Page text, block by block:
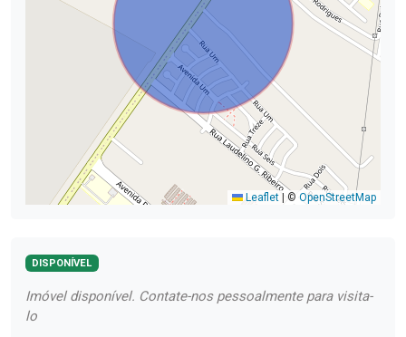
Leaflet | © OpenStreetMap
DISPONÍVEL
Imóvel disponível. Contate-nos pessoalmente para visita-
lo